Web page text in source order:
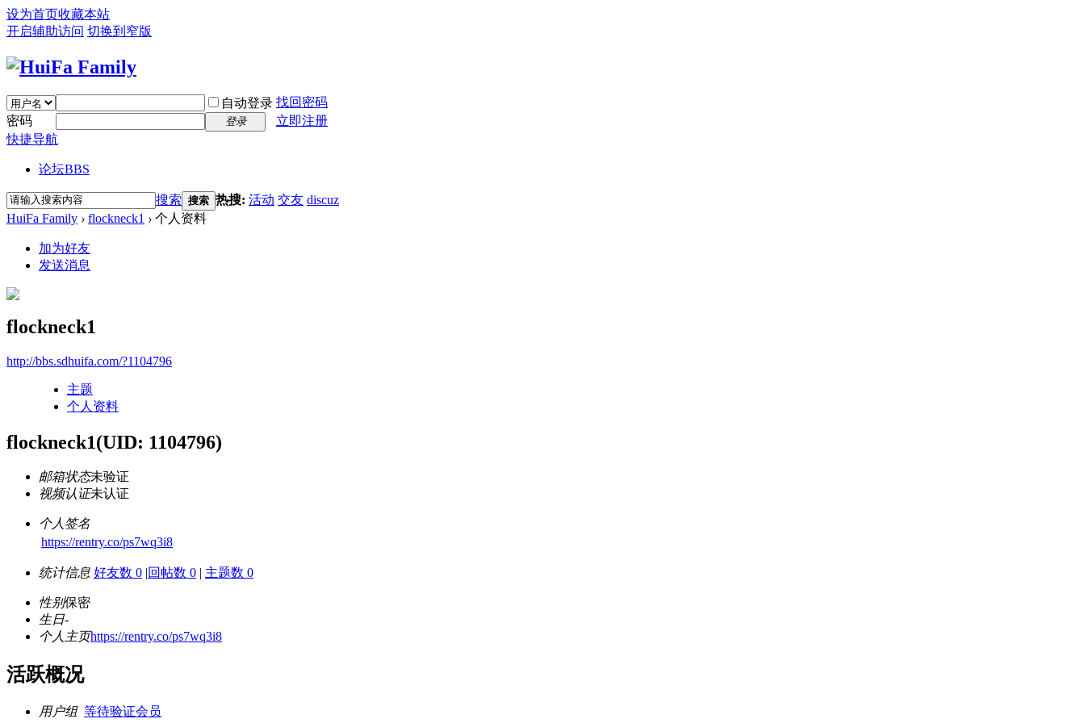
设为首页收藏本站
开启辅助访问 切换到窄版
自动登录 找回密码
密码
登录
立即注册
快捷导航
论坛BBS
搜索 搜索 热搜: 活动 交友 discuz
HuiFa Family › flockneck1 › 个人资料
加为好友
发送消息
flockneck1
http://bbs.sdhuifa.com/?1104796
主题
个人资料
flockneck1(UID: 1104796)
邮箱状态未验证
视频认证未认证
个人签名
https://rentry.co/ps7wq3i8
统计信息 好友数 0 |回帖数 0 | 主题数 0
性别保密
生日-
个人主页https://rentry.co/ps7wq3i8
活跃概况
用户组 等待验证会员